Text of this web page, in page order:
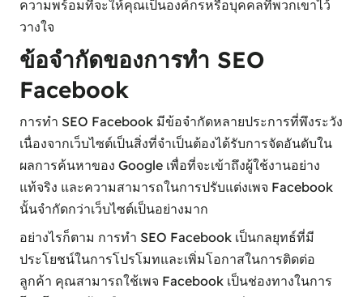
ความพร้อมที่จะให้คุณเป็นองค์กรหรือบุคคลที่พวกเขาไว้
วางใจ
ข้อจำกัดของการทำ SEO
Facebook
การทำ SEO Facebook มีข้อจำกัดหลายประการที่พึงระวัง
เนื่องจากเว็บไซต์เป็นสิ่งที่จำเป็นต้องได้รับการจัดอันดับใน
ผลการค้นหาของ Google เพื่อที่จะเข้าถึงผู้ใช้งานอย่าง
แท้จริง และความสามารถในการปรับแต่งเพจ Facebook
นั้นจำกัดกว่าเว็บไซต์เป็นอย่างมาก
อย่างไรก็ตาม การทำ SEO Facebook เป็นกลยุทธ์ที่มี
ประโยชน์ในการโปรโมทและเพิ่มโอกาสในการติดต่อ
ลูกค้า คุณสามารถใช้เพจ Facebook เป็นช่องทางในการ